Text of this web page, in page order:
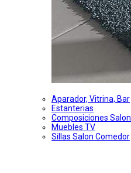
Aparador, Vitrina, Bar
Estanterias
Composiciones Salon
Muebles TV
Sillas Salon Comedor